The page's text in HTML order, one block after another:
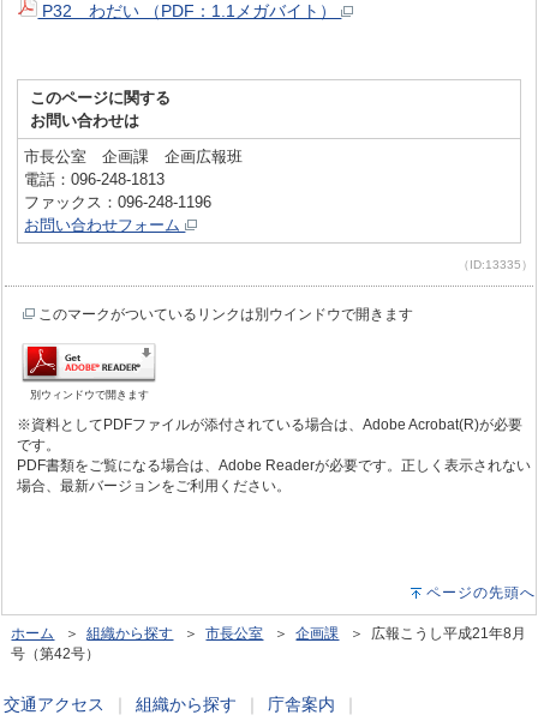
P32 わだい （PDF：1.1メガバイト）
このページに関する
お問い合わせは
市長公室 企画課 企画広報班
電話：096-248-1813
ファックス：096-248-1196
お問い合わせフォーム
（ID:13335）
このマークがついているリンクは別ウインドウで開きます
別ウィンドウで開きます
※資料としてPDFファイルが添付されている場合は、Adobe Acrobat(R)が必要
です。
PDF書類をご覧になる場合は、Adobe Readerが必要です。正しく表示されない
場合、最新バージョンをご利用ください。
ページの先頭へ
ホーム ＞組織から探す ＞市長公室 ＞企画課 ＞ 広報こうし平成21年8月
号（第42号）
交通アクセス 組織から探す 庁舎案内